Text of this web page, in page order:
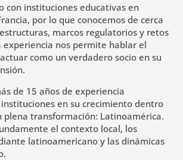
con instituciones educativas en
por lo que conocemos de cerca
marcos regulatorios y retos
experiencia nos permite hablar el
como un verdadero socio en su
de 15 años de experiencia
en su crecimiento dentro
plena transformación: Latinoamérica.
el contexto local, los
latinoamericano y las dinámicas